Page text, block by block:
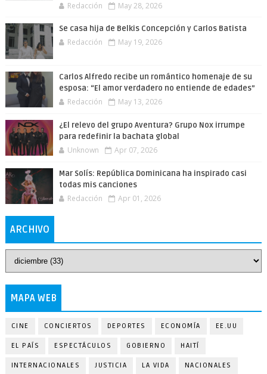
Redacción May 28, 2026
Se casa hija de Belkis Concepción y Carlos Batista
Redacción May 19, 2026
Carlos Alfredo recibe un romántico homenaje de su
esposa: “El amor verdadero no entiende de edades”
Redacción May 13, 2026
¿El relevo del grupo Aventura? Grupo Nox irrumpe
para redefinir la bachata global
Unknown Apr 07, 2026
Mar Solís: República Dominicana ha inspirado casi
todas mis canciones
Redacción Apr 01, 2026
ARCHIVO
MAPA WEB
CINE CONCIERTOS DEPORTES ECONOMÍA EE.UU
EL PAÍS ESPECTÁCULOS GOBIERNO HAITÍ
INTERNACIONALES JUSTICIA LA VIDA NACIONALES